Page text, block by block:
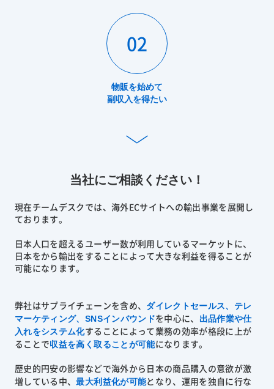
02
物販を始めて
副収入を得たい
当社にご相談ください！
現在チームデスクでは、海外ECサイトへの輸出事業を展開し
ております。
日本人口を超えるユーザー数が利用しているマーケットに、
日本をから輸出をすることによって大きな利益を得ることが
可能になります。
弊社はサプライチェーンを含め、 ダイレクトセールス、テレ
マーケティング、SNSインバウンドを中心に、 出品作業や仕
入れをシステム化することによって業務の効率が格段に上が
ることで収益を高く取ることが可能になります。
歴史的円安の影響などで海外から日本の商品購入の意欲が激
増している中、最大利益化が可能となり、運用を独自に行な